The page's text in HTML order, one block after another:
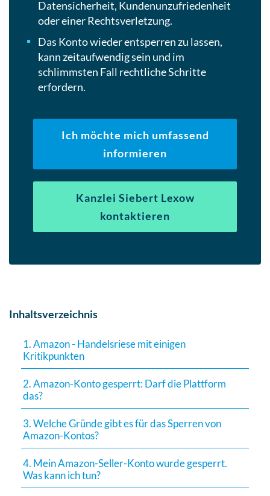
Datensicherheit, Kundenunzufriedenheit
oder einer Rechtsverletzung.
Das Konto wieder entsperren zu lassen,
kann zeitaufwendig sein und im
schlimmsten Fall rechtliche Schritte
erfordern.
Ich möchte mich umfassend
informieren
Kanzlei Siebert Lexow
kontaktieren
Inhaltsverzeichnis
1. Amazon - Handelsriese mit einigen
Kritikpunkten
2. Amazon-Konto gesperrt: Darf die Plattform
das?
3. Welche Gründe gibt es für das Sperren von
Amazon-Kontos?
4. Mein Amazon-Seller-Konto wurde gesperrt.
Was kann ich tun?